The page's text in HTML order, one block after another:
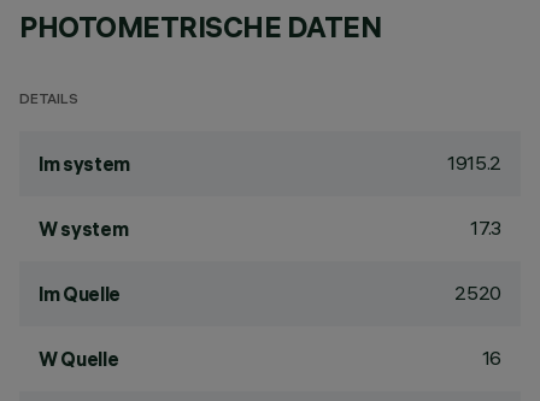
PHOTOMETRISCHE DATEN
DETAILS
lm system 1915.2
W system 17.3
lm Quelle 2520
W Quelle 16